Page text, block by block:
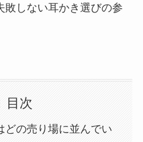
敗しない耳かき選びの参
目次
どの売り場に並んでい